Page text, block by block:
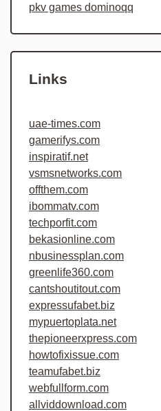
pkv games dominoqq
Links
uae-times.com
gamerifys.com
inspiratif.net
vsmsnetworks.com
offthem.com
ibommatv.com
techporfit.com
bekasionline.com
nbusinessplan.com
greenlife360.com
cantshoutitout.com
expressufabet.biz
mypuertoplata.net
thepioneerxpress.com
howtofixissue.com
teamufabet.biz
webfullform.com
allviddownload.com